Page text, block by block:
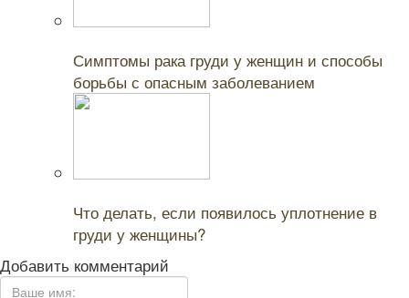
Симптомы рака груди у женщин и способы
борьбы с опасным заболеванием
Что делать, если появилось уплотнение в
груди у женщины?
Добавить комментарий